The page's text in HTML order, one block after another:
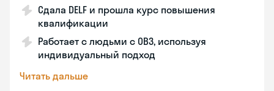
Сдала DELF и прошла курс повышения
квалификации
Работает с людьми с ОВЗ, используя
индивидуальный подход
Читать дальше